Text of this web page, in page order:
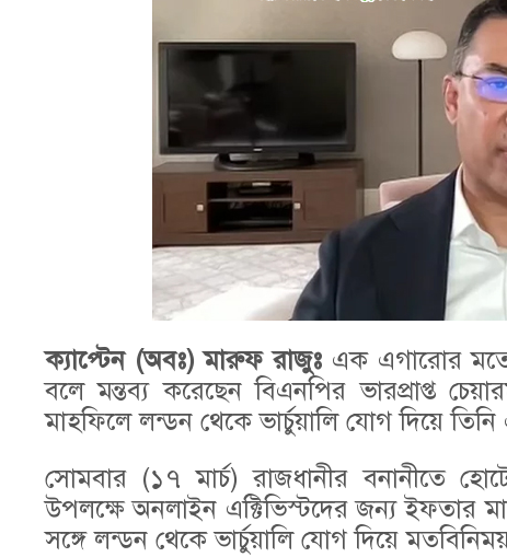
ক্যাপ্টেন (অবঃ) মারুফ রাজুঃ এক এগারোর মতো
বলে মন্তব্য করেছেন বিএনপির ভারপ্রাপ্ত
মাহফিলে লন্ডন থেকে ভার্চুয়ালি যোগ দিয়ে
সোমবার (১৭ মার্চ) রাজধানীর বনানীতে
উপলক্ষে অনলাইন এক্টিভিস্টদের জন্য ইফতার
সঙ্গে লন্ডন থেকে ভার্চুয়ালি যোগ দিয়ে